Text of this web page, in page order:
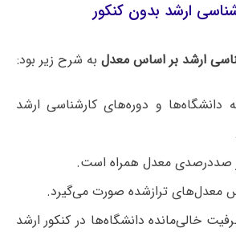
ارشد بدون کنکور
ارشد بر اساس معدل به شرح زیر بود:
و دوره‌های کارشناسی ارشد
صددرصدی معدل همراه است.
معدل‌های ترازشده صورت می‌گیرد.
خالی‌مانده دانشگاه‌ها در کنکور ارشد